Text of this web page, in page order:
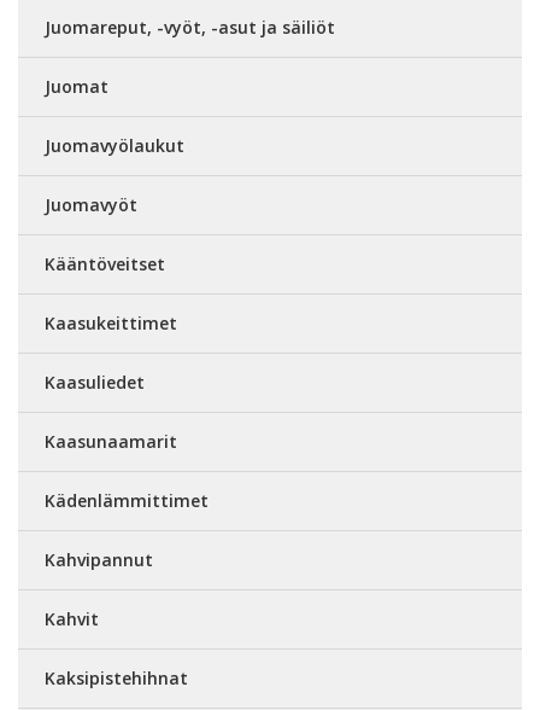
Juomareput, -vyöt, -asut ja säiliöt
Juomat
Juomavyölaukut
Juomavyöt
Kääntöveitset
Kaasukeittimet
Kaasuliedet
Kaasunaamarit
Kädenlämmittimet
Kahvipannut
Kahvit
Kaksipistehihnat